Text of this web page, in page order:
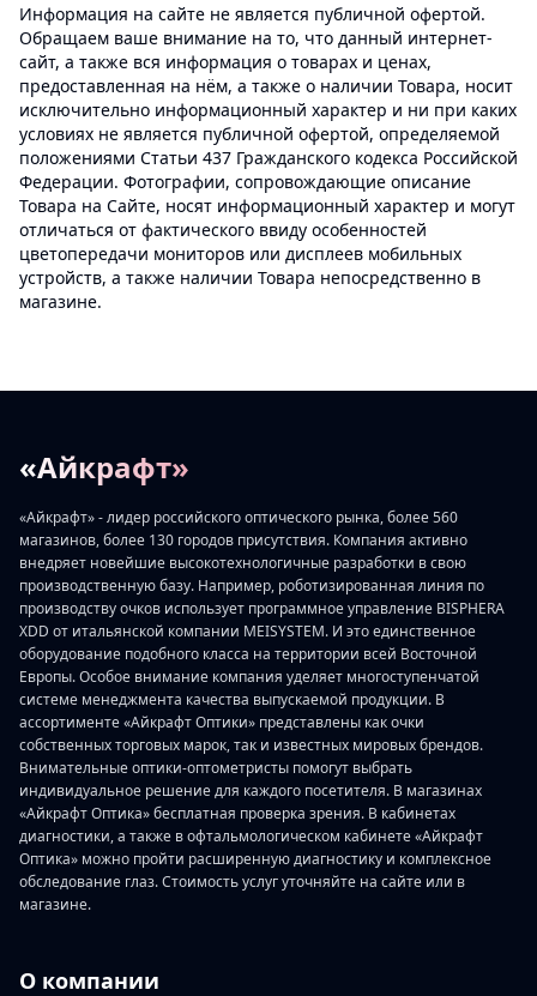
Информация на сайте не является публичной офертой.
Обращаем ваше внимание на то, что данный интернет-
сайт, а также вся информация о товарах и ценах,
предоставленная на нём, а также о наличии Товара, носит
исключительно информационный характер и ни при каких
условиях не является публичной офертой, определяемой
положениями Статьи 437 Гражданского кодекса Российской
Федерации. Фотографии, сопровождающие описание
Товара на Сайте, носят информационный характер и могут
отличаться от фактического ввиду особенностей
цветопередачи мониторов или дисплеев мобильных
устройств, а также наличии Товара непосредственно в
магазине.
«Айкрафт»
«Айкрафт» - лидер российского оптического рынка, более 560
магазинов, более 130 городов присутствия. Компания активно
внедряет новейшие высокотехнологичные разработки в свою
производственную базу. Например, роботизированная линия по
производству очков использует программное управление BISPHERA
XDD от итальянской компании MEISYSTEM. И это единственное
оборудование подобного класса на территории всей Восточной
Европы. Особое внимание компания уделяет многоступенчатой
системе менеджмента качества выпускаемой продукции. В
ассортименте «Айкрафт Оптики» представлены как очки
собственных торговых марок, так и известных мировых брендов.
Внимательные оптики-оптометристы помогут выбрать
индивидуальное решение для каждого посетителя. В магазинах
«Айкрафт Оптика» бесплатная проверка зрения. В кабинетах
диагностики, а также в офтальмологическом кабинете «Айкрафт
Оптика» можно пройти расширенную диагностику и комплексное
обследование глаз. Стоимость услуг уточняйте на сайте или в
магазине.
О компании